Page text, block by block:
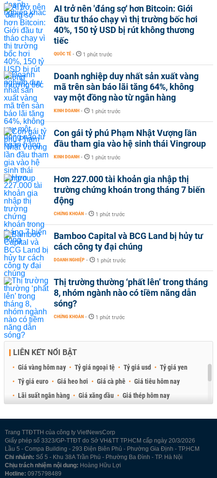
AI trở nên 'đáng sợ' hơn Bitcoin: Giới
đầu tư tháo chạy vì thị trường bốc hơi
40%, 150 tỷ USD bị rút không thương
tiếc
QUỐC TẾ - 1 phút trước
Doanh nghiệp duy nhất sản xuất vàng
mã trên sàn báo lãi tăng 64%, không
vay một đồng nào từ ngân hàng
KINH DOANH - 1 phút trước
Con gái tỷ phú Phạm Nhật Vượng lần
đầu tham gia vào hệ sinh thái Vingroup
KINH DOANH - 1 phút trước
Hơn 227.000 tài khoản gia nhập thị
trường chứng khoán trong tháng 7 biến
động
CHỨNG KHOÁN - 1 phút trước
Bamboo Capital và BCG Land bị hủy tư
cách công ty đại chúng
DOANH NGHIỆP - 1 phút trước
Thị trường thường ‘phất lên’ trong tháng
8, nhóm ngành nào có tiềm năng dẫn
sóng?
CHỨNG KHOÁN - 1 phút trước
LIÊN KẾT NỔI BẬT
Giá vàng hôm nay Tỷ giá ngoại tệ Tỷ giá usd
Tỷ giá yen
Tỷ giá euro
Giá heo hơi Giá cà phê
Giá tiêu hôm nay
Lãi suất ngân hàng
Giá xăng dầu
Giá thép hôm nay
Trang TTĐTTH của công ty VietNewsCorp
Giấy phép số 3323/GP-TTĐT do Sở VH&TT TP.HCM cấp ngày 20/3/2026
Lầu 5 - Compa Building - 293 Điện Biên Phủ - Phường Gia Định - TP.HCM
Chi nhánh: Số 5 - Khu 38A Trần Phú - Phường Ba Đình - TP. Hà Nội
Chịu trách nhiệm nội dung: Hoàng Hữu Lợi
Hotline: 0975798489